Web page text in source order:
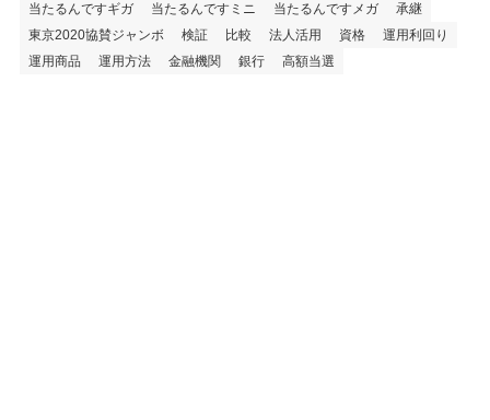
当たるんですギガ
当たるんですミニ 当たるんですメガ
承継
東京2020協賛ジャンボ
検証 比較 法人活用 資格
運用利回り
運用商品
運用方法 金融機関 銀行 高額当選